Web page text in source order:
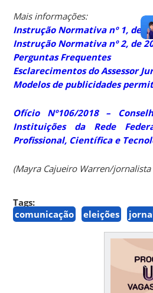
Mais informações:
Instrução Normativa nº 1, de
Instrução Normativa nº 2, de
Perguntas Frequentes
Esclarecimentos do Assessor
Modelos de publicidades
Ofício Nº106/2018 –
Instituições da Rede
Profissional, Científica e
(Mayra Cajueiro Warren/jornalista
Tags:
comunicação
eleições